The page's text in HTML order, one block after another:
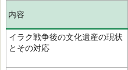
内容
イラク戦争後の文化遺産の現状
とその対応